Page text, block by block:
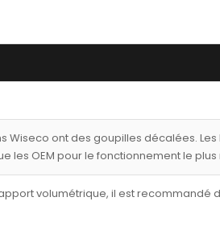
Wiseco ont des goupilles décalées.
les OEM pour le fonctionnement le
volumétrique, il est recommandé